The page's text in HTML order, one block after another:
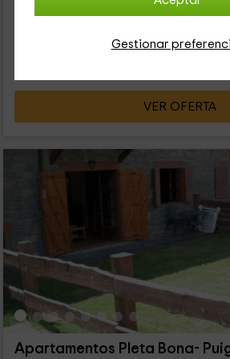
Gestionar
provincia de Lleida. En él, todo está
que cuenta con un sofá cama.
Contacto directo
VER OFERTA
Apartamentos Pleta Bona- Puig